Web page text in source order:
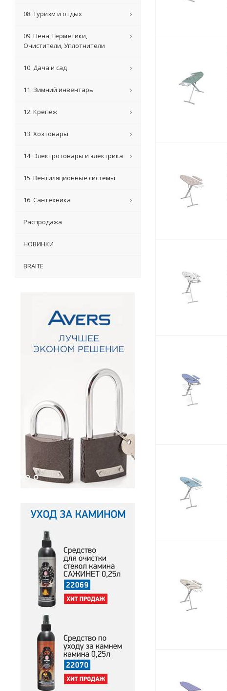
08. Туризм и отдых
09. Пена, Герметики,
Очистители, Уплотнители
10. Дача и сад
11. Зимний инвентарь
12. Крепеж
13. Хозтовары
14. Электротовары и электрика
15. Вентиляционные системы
16. Сантехника
Распродажа
НОВИНКИ
BRAITE